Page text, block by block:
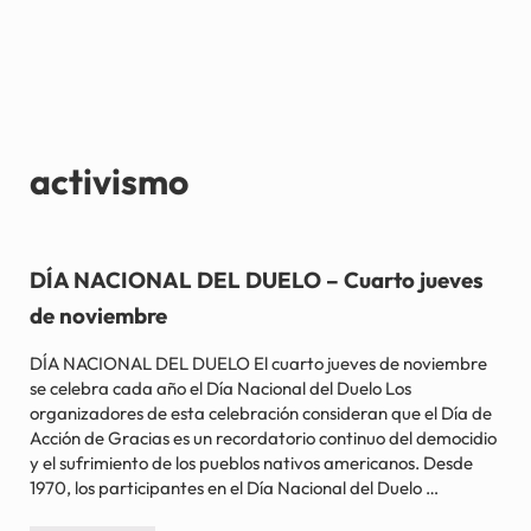
activismo
DÍA NACIONAL DEL DUELO – Cuarto jueves
de noviembre
DÍA NACIONAL DEL DUELO El cuarto jueves de noviembre
se celebra cada año el Día Nacional del Duelo Los
organizadores de esta celebración consideran que el Día de
Acción de Gracias es un recordatorio continuo del democidio
y el sufrimiento de los pueblos nativos americanos. Desde
1970, los participantes en el Día Nacional del Duelo …